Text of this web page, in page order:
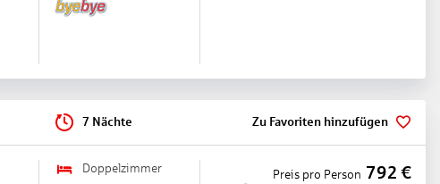
7 Nächte Zu Favoriten hinzufügen
Doppelzimmer Preis pro Person 792 €